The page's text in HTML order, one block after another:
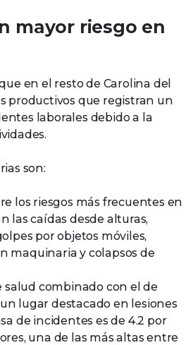
mayor riesgo en
en el resto de Carolina del
productivos que registran un
laborales debido a la
son:
los riesgos más frecuentes en
las caídas desde alturas,
por objetos móviles,
maquinaria y colapsos de
salud combinado con el de
lugar destacado en lesiones
de incidentes es de 4.2 por
una de las más altas entre